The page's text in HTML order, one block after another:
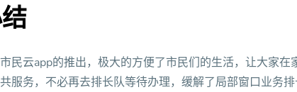
民云app的推出，极大的方便了市民们的生活，让大家在
服务，不必再去排长队等待办理，缓解了局部窗口业务